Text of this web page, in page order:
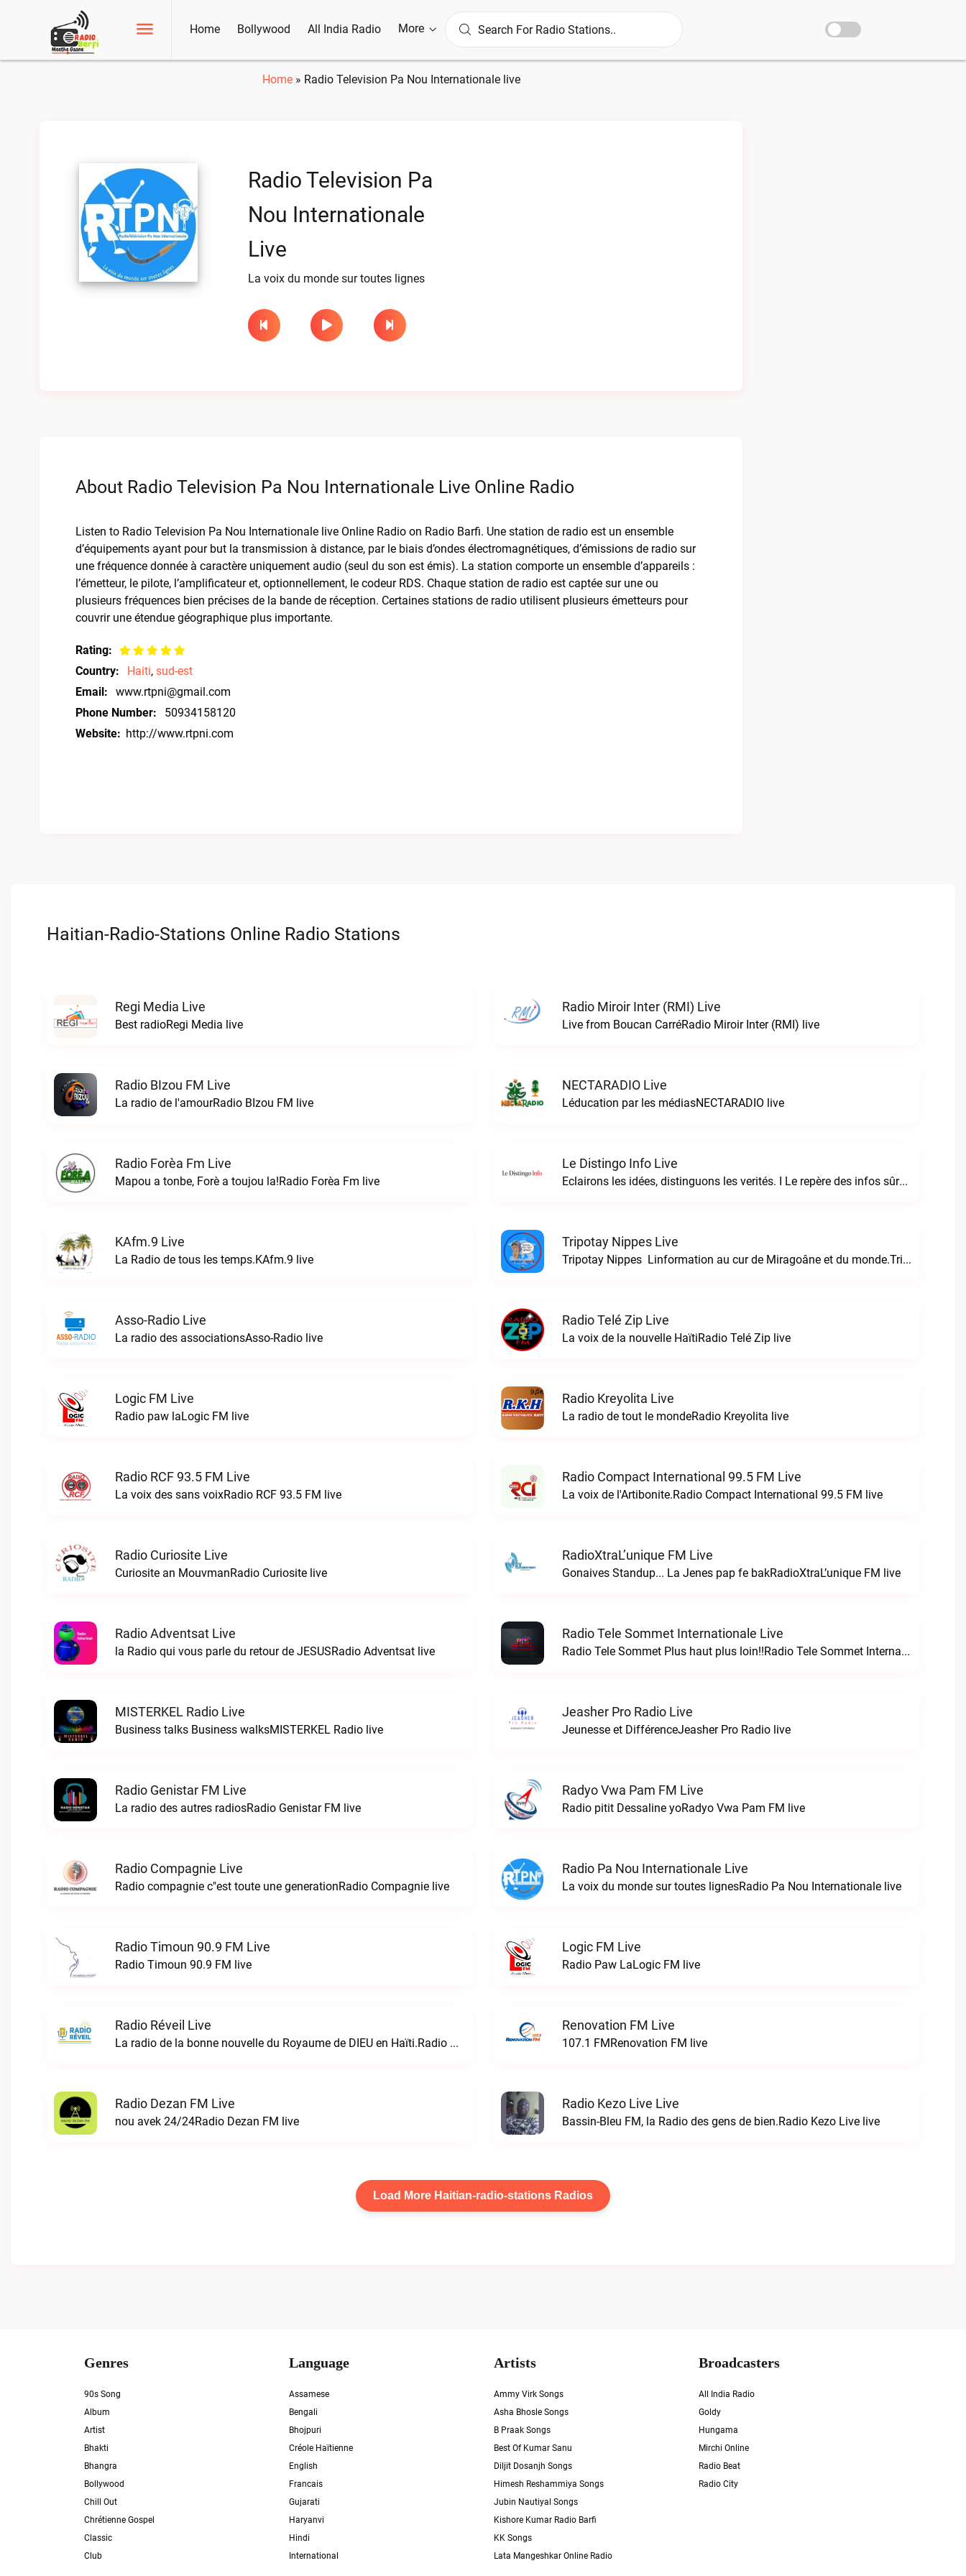
Home Bollywood All India Radio More
Home» Radio Television Pa Nou Internationale live
Radio Television Pa
Nou Internationale
Live
La voix du monde sur toutes lignes
About Radio Television Pa Nou Internationale Live Online Radio
Listen to Radio Television Pa Nou Internationale live Online Radio on Radio Barfi. Une station de radio est un ensemble
d’équipements ayant pour but la transmission à distance, par le biais d’ondes électromagnétiques, d’émissions de radio sur
une fréquence donnée à caractère uniquement audio (seul du son est émis). La station comporte un ensemble d’appareils :
l’émetteur, le pilote, l’amplificateur et, optionnellement, le codeur RDS. Chaque station de radio est captée sur une ou
plusieurs fréquences bien précises de la bande de réception. Certaines stations de radio utilisent plusieurs émetteurs pour
couvrir une étendue géographique plus importante.
Rating:
Country:
Haiti, sud-est
Email:
www.rtpni@gmail.com
Phone Number:
50934158120
Website: http://www.rtpni.com
Haitian-Radio-Stations Online Radio Stations
Regi Media Live
Best radioRegi Media live
Radio Miroir Inter (RMI) Live
Live from Boucan CarréRadio Miroir Inter (RMI) live
Radio BIzou FM Live
La radio de l'amourRadio BIzou FM live
NECTARADIO Live
Léducation par les médiasNECTARADIO live
Radio Forèa Fm Live
Mapou a tonbe, Forè a toujou la!Radio Forèa Fm live
Le Distingo Info Live
Eclairons les idées, distinguons les verités. I Le repère des infos sûres.Le Distingo Info live
KAfm.9 Live
La Radio de tous les temps.KAfm.9 live
Tripotay Nippes Live
Tripotay Nippes  Linformation au cur de Miragoâne et du monde.Tripotay Nippes live
Asso-Radio Live
La radio des associationsAsso-Radio live
Radio Telé Zip Live
La voix de la nouvelle HaïtiRadio Telé Zip live
Logic FM Live
Radio paw laLogic FM live
Radio Kreyolita Live
La radio de tout le mondeRadio Kreyolita live
Radio RCF 93.5 FM Live
La voix des sans voixRadio RCF 93.5 FM live
Radio Compact International 99.5 FM Live
La voix de l'Artibonite.Radio Compact International 99.5 FM live
Radio Curiosite Live
Curiosite an MouvmanRadio Curiosite live
RadioXtraL’unique FM Live
Gonaives Standup... La Jenes pap fe bakRadioXtraL’unique FM live
Radio Adventsat Live
la Radio qui vous parle du retour de JESUSRadio Adventsat live
Radio Tele Sommet Internationale Live
Radio Tele Sommet Plus haut plus loin!!Radio Tele Sommet Internationale live
MISTERKEL Radio Live
Business talks Business walksMISTERKEL Radio live
Jeasher Pro Radio Live
Jeunesse et DifférenceJeasher Pro Radio live
Radio Genistar FM Live
La radio des autres radiosRadio Genistar FM live
Radyo Vwa Pam FM Live
Radio pitit Dessaline yoRadyo Vwa Pam FM live
Radio Compagnie Live
Radio compagnie c"est toute une generationRadio Compagnie live
Radio Pa Nou Internationale Live
La voix du monde sur toutes lignesRadio Pa Nou Internationale live
Radio Timoun 90.9 FM Live
Radio Timoun 90.9 FM live
Logic FM Live
Radio Paw LaLogic FM live
Radio Réveil Live
La radio de la bonne nouvelle du Royaume de DIEU en Haïti.Radio Réveil live
Renovation FM Live
107.1 FMRenovation FM live
Radio Dezan FM Live
nou avek 24/24Radio Dezan FM live
Radio Kezo Live Live
Bassin-Bleu FM, la Radio des gens de bien.Radio Kezo Live live
Load More Haitian-radio-stations Radios
Genres
90s Song
Album
Artist
Bhakti
Bhangra
Bollywood
Chill Out
Chrétienne Gospel
Classic
Club
Language
Assamese
Bengali
Bhojpuri
Créole Haïtienne
English
Francais
Gujarati
Haryanvi
Hindi
International
Artists
Ammy Virk Songs
Asha Bhosle Songs
B Praak Songs
Best Of Kumar Sanu
Diljit Dosanjh Songs
Himesh Reshammiya Songs
Jubin Nautiyal Songs
Kishore Kumar Radio Barfi
KK Songs
Lata Mangeshkar Online Radio
Broadcasters
All India Radio
Goldy
Hungama
Mirchi Online
Radio Beat
Radio City